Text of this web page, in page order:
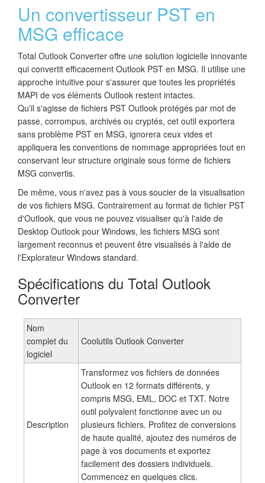
Un convertisseur PST en
MSG efficace
Total Outlook Converter offre une solution logicielle innovante
qui convertit efficacement Outlook PST en MSG. Il utilise une
approche intuitive pour s'assurer que toutes les propriétés
MAPI de vos éléments Outlook restent intactes.
Qu'il s'agisse de fichiers PST Outlook protégés par mot de
passe, corrompus, archivés ou cryptés, cet outil exportera
sans problème PST en MSG, ignorera ceux vides et
appliquera les conventions de nommage appropriées tout en
conservant leur structure originale sous forme de fichiers
MSG convertis.
De même, vous n'avez pas à vous soucier de la visualisation
de vos fichiers MSG. Contrairement au format de fichier PST
d'Outlook, que vous ne pouvez visualiser qu'à l'aide de
Desktop Outlook pour Windows, les fichiers MSG sont
largement reconnus et peuvent être visualisés à l'aide de
l'Explorateur Windows standard.
Spécifications du Total Outlook
Converter
Nom
complet du
logiciel
Coolutils Outlook Converter
Description
Transformez vos fichiers de données
Outlook en 12 formats différents, y
compris MSG, EML, DOC et TXT. Notre
outil polyvalent fonctionne avec un ou
plusieurs fichiers. Profitez de conversions
de haute qualité, ajoutez des numéros de
page à vos documents et exportez
facilement des dossiers individuels.
Commencez en quelques clics.